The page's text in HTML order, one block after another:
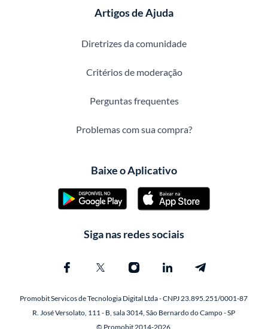
Artigos de Ajuda
Diretrizes da comunidade
Critérios de moderação
Perguntas frequentes
Problemas com sua compra?
Baixe o Aplicativo
Siga nas redes sociais
Promobit Servicos de Tecnologia Digital Ltda - CNPJ 23.895.251/0001-87
R. José Versolato, 111 - B, sala 3014, São Bernardo do Campo - SP
© Promobit 2014-2026